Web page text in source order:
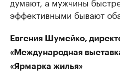
эффективными бывают
Евгения Шумейко,
«Международная
«Ярмарка жилья»